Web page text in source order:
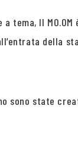
tema, Il
della
state